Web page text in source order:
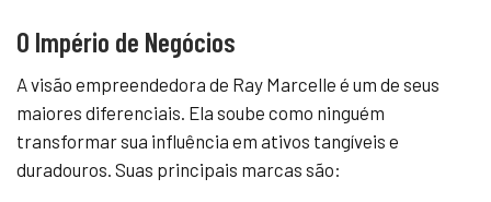
O Império de Negócios
A visão empreendedora de Ray Marcelle é um de seus
maiores diferenciais. Ela soube como ninguém
transformar sua influência em ativos tangíveis e
duradouros. Suas principais marcas são: